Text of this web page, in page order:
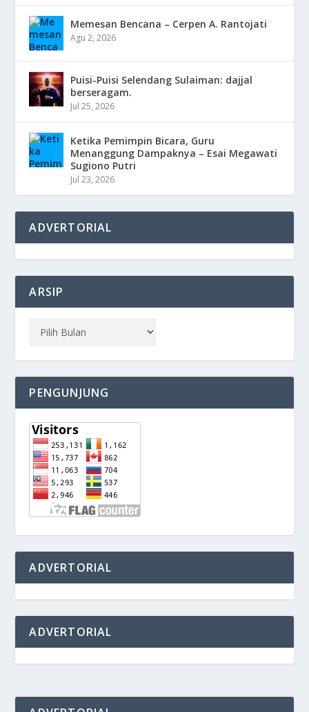
Memesan Bencana – Cerpen A. Rantojati
Agu 2, 2026
Puisi-Puisi Selendang Sulaiman: dajjal
berseragam.
Jul 25, 2026
Ketika Pemimpin Bicara, Guru
Menanggung Dampaknya – Esai Megawati
Sugiono Putri
Jul 23, 2026
ADVERTORIAL
ARSIP
PENGUNJUNG
ADVERTORIAL
ADVERTORIAL